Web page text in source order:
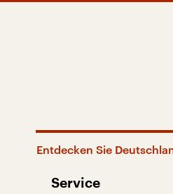
Entdecken Sie
Service